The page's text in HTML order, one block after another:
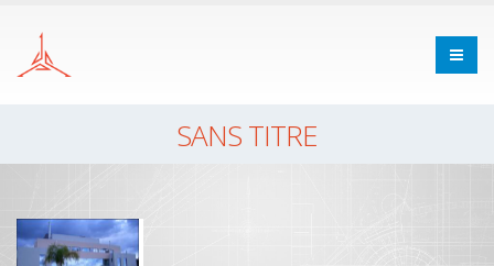
SANS TITRE